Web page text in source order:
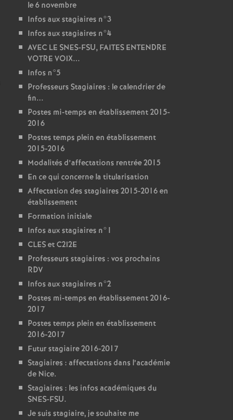
le 6 novembre
Infos aux stagiaires n°3
Infos aux stagiaires n°4
AVEC LE SNES-FSU, FAITES ENTENDRE
VOTRE VOIX...
Infos n°5
Professeurs Stagiaires : le calendrier de
fin...
Postes mi-temps en établissement 2015-
2016
Postes temps plein en établissement
2015-2016
Modalités d’affectations rentrée 2015
En ce qui concerne la titularisation
Affectation des stagiaires 2015-2016 en
établissement
Formation initiale
Infos aux stagiaires n°1
CLES et C2I2E
Professeurs stagiaires : vos prochains
RDV
Infos aux stagiaires n°2
Postes mi-temps en établissement 2016-
2017
Postes temps plein en établissement
2016-2017
Futur stagiaire 2016-2017
Stagiaires : affectations dans l’académie
de Nice.
Stagiaires : les infos académiques du
SNES-FSU.
Je suis stagiaire, je souhaite me